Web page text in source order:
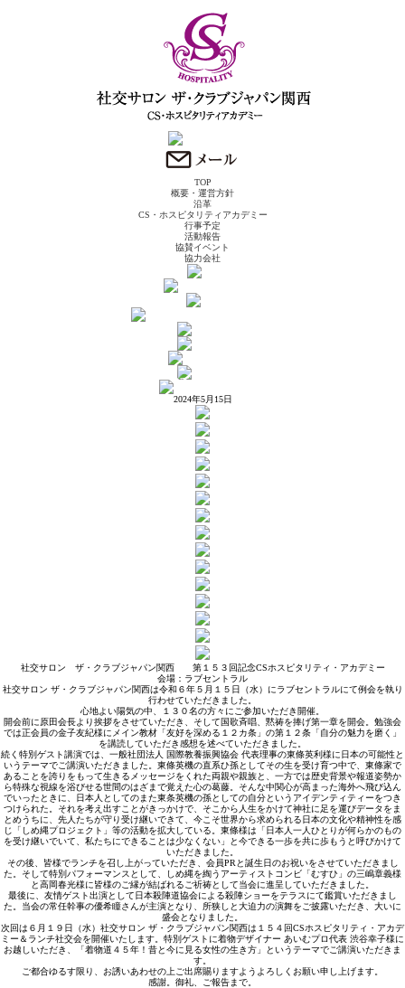
TOP
概要・運営方針
沿革
CS・ホスピタリティアカデミー
行事予定
活動報告
協賛イベント
協力会社
2024年5月15日
社交サロン ザ・クラブジャパン関西 第１５３回記念CSホスピタリティ・アカデミー
会場：ラブセントラル
社交サロン ザ・クラブジャパン関西は令和６年５月１５日（水）にラブセントラルにて例会を執り
行わせていただきました。
心地よい陽気の中、１３０名の方々にご参加いただき開催。
開会前に原田会長より挨拶をさせていただき、そして国歌斉唱、黙祷を捧げ第一章を開会。勉強会
では正会員の金子友紀様にメイン教材「友好を深める１２カ条」の第１２条「自分の魅力を磨く」
を講読していただき感想を述べていただきました。
続く特別ゲスト講演では、一般社団法人 国際教養振興協会 代表理事の東條英利様に日本の可能性と
いうテーマでご講演いただきました。東條英機の直系ひ孫としてその生を受け育つ中で、東條家で
あることを誇りをもって生きるメッセージをくれた両親や親族と、一方では歴史背景や報道姿勢か
ら特殊な視線を浴びせる世間のはざまで覚えた心の葛藤。そんな中関心が高まった海外へ飛び込ん
でいったときに、日本人としてのまた東条英機の孫としての自分というアイデンティティーをつき
つけられた。それを考え出すことがきっかけで、そこから人生をかけて神社に足を運びデータをま
とめうちに、先人たちが守り受け継いできて、今こそ世界から求められる日本の文化や精神性を感
じ「しめ縄プロジェクト」等の活動を拡大している。東條様は「日本人一人ひとりが何らかのもの
を受け継いでいて、私たちにできることは少なくない」と今できる一歩を共に歩もうと呼びかけて
いただきました。
その後、皆様でランチを召し上がっていただき、会員PRと誕生日のお祝いをさせていただきまし
た。そして特別パフォーマンスとして、しめ縄を綯うアーティストコンビ「むすひ」の三嶋章義様
と高岡春光様に皆様のご縁が結ばれるご祈祷として当会に進呈していただきました。
最後に、友情ゲスト出演として日本殺陣道協会による殺陣ショーをテラスにて鑑賞いただきまし
た。当会の常任幹事の優希瞳さんが主演となり、所狭しと大迫力の演舞をご披露いただき、大いに
盛会となりました。
次回は６月１９日（水）社交サロン ザ・クラブジャパン関西は１５４回CSホスピタリティ・アカデ
ミー＆ランチ社交会を開催いたします。特別ゲストに着物デザイナー あいむプロ代表 渋谷幸子様に
お越しいただき、「着物道４５年！昔と今に見る女性の生き方」というテーマでご講演いただきま
す。
ご都合ゆるす限り、お誘いあわせの上ご出席賜りますようよろしくお願い申し上げます。
感謝。御礼、ご報告まで。